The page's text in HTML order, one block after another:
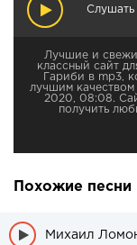
Слушать
Лучшие и
классный сайт
Гариби в mp3,
лучшим
2020, 08:08.
получить
Похожие песни